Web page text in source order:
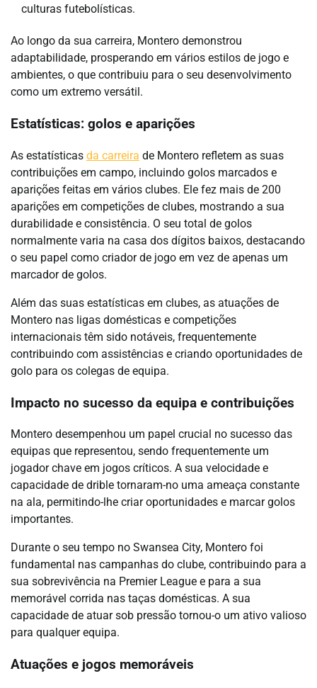
culturas futebolísticas.
Ao longo da sua carreira, Montero demonstrou
adaptabilidade, prosperando em vários estilos de jogo e
ambientes, o que contribuiu para o seu desenvolvimento
como um extremo versátil.
Estatísticas: golos e aparições
As estatísticas da carreira de Montero refletem as suas
contribuições em campo, incluindo golos marcados e
aparições feitas em vários clubes. Ele fez mais de 200
aparições em competições de clubes, mostrando a sua
durabilidade e consistência. O seu total de golos
normalmente varia na casa dos dígitos baixos, destacando
o seu papel como criador de jogo em vez de apenas um
marcador de golos.
Além das suas estatísticas em clubes, as atuações de
Montero nas ligas domésticas e competições
internacionais têm sido notáveis, frequentemente
contribuindo com assistências e criando oportunidades de
golo para os colegas de equipa.
Impacto no sucesso da equipa e contribuições
Montero desempenhou um papel crucial no sucesso das
equipas que representou, sendo frequentemente um
jogador chave em jogos críticos. A sua velocidade e
capacidade de drible tornaram-no uma ameaça constante
na ala, permitindo-lhe criar oportunidades e marcar golos
importantes.
Durante o seu tempo no Swansea City, Montero foi
fundamental nas campanhas do clube, contribuindo para a
sua sobrevivência na Premier League e para a sua
memorável corrida nas taças domésticas. A sua
capacidade de atuar sob pressão tornou-o um ativo valioso
para qualquer equipa.
Atuações e jogos memoráveis